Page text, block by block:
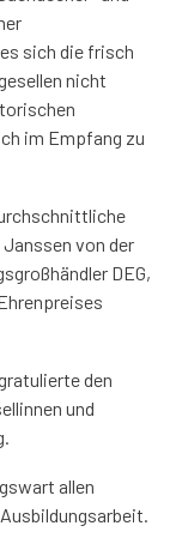
sich die frisch
nicht
im Empfang zu
von der
DEG,
den
und
allen